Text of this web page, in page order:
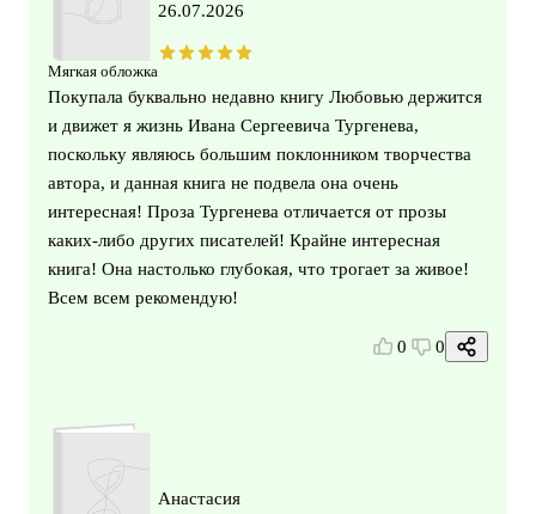
Мягкая обложка
26.07.2026
Покупала буквально недавно книгу Любовью держится
и движет я жизнь Ивана Сергеевича Тургенева,
поскольку являюсь большим поклонником творчества
автора, и данная книга не подвела она очень
интересная! Проза Тургенева отличается от прозы
каких-либо других писателей! Крайне интересная
книга! Она настолько глубокая, что трогает за живое!
Всем всем рекомендую!
0 0
Анастасия